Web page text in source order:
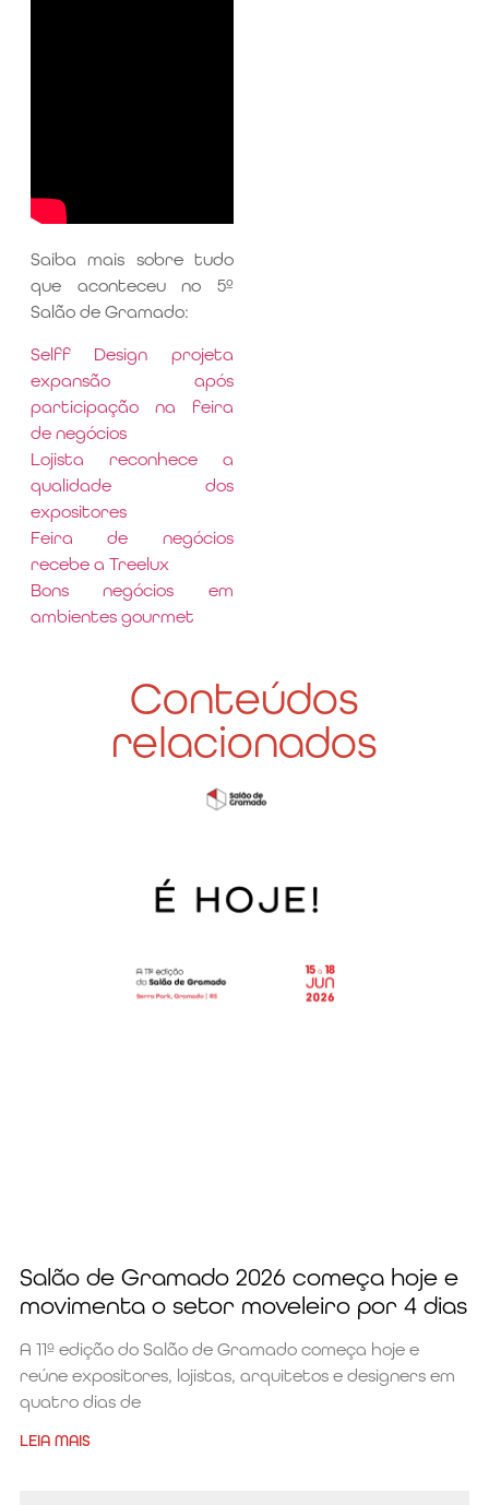
Saiba mais sobre tudo
que aconteceu no 5º
Salão de Gramado:
Selff Design projeta
expansão após
participação na feira
de negócios
Lojista reconhece a
qualidade dos
expositores
Feira de negócios
recebe a Treelux
Bons negócios em
ambientes gourmet
Conteúdos
relacionados
Salão de Gramado 2026 começa hoje e
movimenta o setor moveleiro por 4 dias
A 11ª edição do Salão de Gramado começa hoje e
reúne expositores, lojistas, arquitetos e designers em
quatro dias de
LEIA MAIS